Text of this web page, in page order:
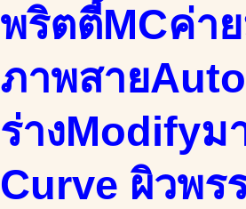
พริตตี้MCค่า
ภาพสาย
ร่างModifyม
Curve ผิวพ